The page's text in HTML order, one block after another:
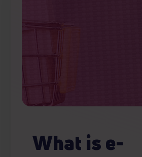
What is e-